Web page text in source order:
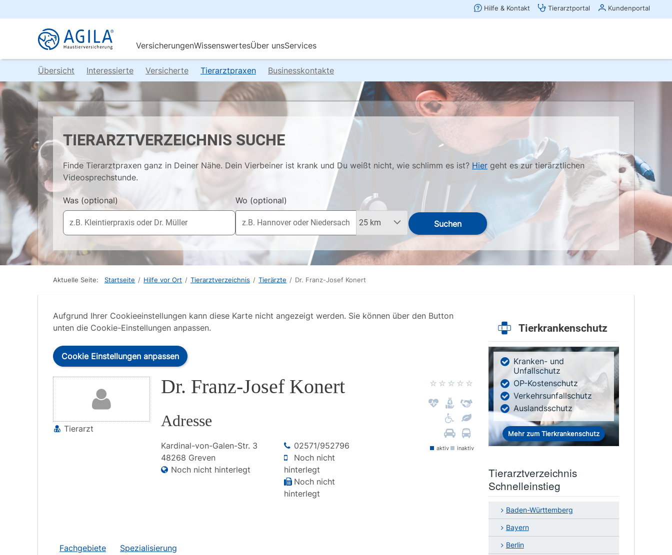
Übersicht Interessierte Versicherte Tierarztpraxen Businesskontakte
TIERARZTVERZEICHNIS SUCHE
Finde Tierarztpraxen ganz in Deiner Nähe. Dein Vierbeiner ist krank und Du weißt nicht, wie schlimm es ist? Hier geht es zur tierärztlichen
Videosprechstunde.
Was (optional) Wo (optional)
Suchen
Aktuelle Seite: Startseite / Hilfe vor Ort / Tierarztverzeichnis / Tierärzte / Dr. Franz-Josef Konert
Aufgrund Ihrer Cookieeinstellungen kann diese Karte nicht angezeigt werden. Sie können über den Button
unten die Cookie-Einstellungen anpassen.
Cookie Einstellungen anpassen
Tierarzt
Dr. Franz-Josef Konert
Adresse
Kardinal-von-Galen-Str. 3
48268 Greven
Noch nicht hinterlegt
02571/952796
Noch nicht
hinterlegt
Noch nicht
hinterlegt
aktiv inaktiv
Fachgebiete Spezialisierung
Tierkrankenschutz
Kranken- und
Unfallschutz
OP-Kostenschutz
Verkehrsunfallschutz
Auslandsschutz
Mehr zum Tierkrankenschutz
Tierarztverzeichnis
Schnelleinstieg
Baden-Württemberg
Bayern
Berlin